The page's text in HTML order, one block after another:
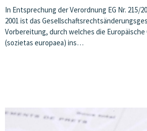
In Entsprechung der Verordnung EG Nr. 215/
2001 ist das
Vorbereitung, durch welches die Europäische
(sozietas europaea) ins…